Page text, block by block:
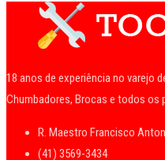
18 anos de experiência no varejo
Chumbadores, Brocas e todos os
R. Maestro Francisco
(41) 3569-3434